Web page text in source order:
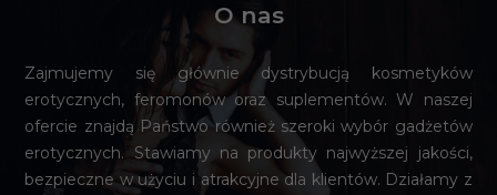
O nas
Zajmujemy się głównie dystrybucją kosmetyków
erotycznych, feromonów oraz suplementów. W naszej
ofercie znajdą Państwo również szeroki wybór gadżetów
erotycznych. Stawiamy na produkty najwyższej jakości,
bezpieczne w użyciu i atrakcyjne dla klientów. Działamy z